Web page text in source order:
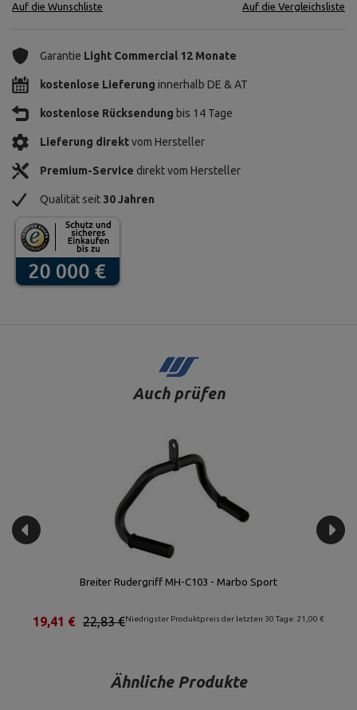
Auf die Wunschliste Auf die Vergleichsliste
Garantie Light Commercial 12 Monate
kostenlose Lieferung innerhalb DE & AT
kostenlose Rücksendung bis 14 Tage
Lieferung direktvom Hersteller
Premium-Service direkt vom Hersteller
Qualität seit 30 Jahren
Auch prüfen
Breiter Rudergriff MH-C103 - Marbo Sport
Niedrigster Produktpreis der letzten 30 Tage: 21,00 €
22,83 €
19,41 €
Ähnliche Produkte